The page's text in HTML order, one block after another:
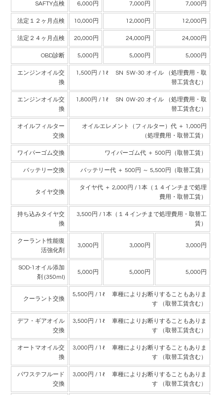
SAFTY点検 6,000円 7,000円 7,000円
法定１２ヶ月点検 10,000円 12,000円 12,000円
法定２４ヶ月点検 20,000円 24,000円 24,000円
OBD診断 5,000円 5,000円 5,000円
エンジンオイル交
換
1,500円 / 1ℓ SN 5W-30 オイル （処理費用・取
替工賃含む）
エンジンオイル交
換
1,800円 / 1ℓ SN 0W-20 オイル （処理費用・取
替工賃含む）
オイルフィルター
交換
オイルエレメント（フィルター）代 ＋ 1,000円
（処理費用・取替工賃）
ワイパーゴム交換 ワイパーゴム代 ＋ 500円（取替工賃）
バッテリー交換 バッテリー代 ＋ 500円 ～ 5,500円（取替工賃）
タイヤ交換
タイヤ代 ＋ 2,000円 / 1本（１４インチまで処理
費用・取替工賃）
持ち込みタイヤ交
換
3,500円 / 1本（１４インチまで処理費用・取替工
賃）
クーラント性能復
活強化剤
3,000円 3,000円 3,000円
SOD-1オイル添加
剤 (350ml)
5,000円 5,000円 5,000円
クーラント交換
5,500円 / 1ℓ 車種によりお断りすることもありま
す （取替工賃含む）
デフ・ギアオイル
交換
3,500円 / 1ℓ 車種によりお断りすることもありま
す （取替工賃含む）
オートマオイル交
換
3,000円 / 1ℓ 車種によりお断りすることもありま
す （取替工賃含む）
パワステフルード
交換
3,000円 / 1ℓ 車種によりお断りすることもありま
す （取替工賃含む）